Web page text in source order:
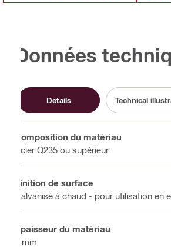
Données
Details Technical
Composition du matériau
Acier Q235 ou supérieur
Finition de surface
Galvanisé à chaud - pour utilisation en
Épaisseur du matériau
4 mm